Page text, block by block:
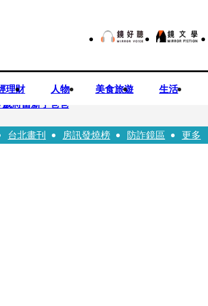
理財 人物 美食旅遊 生活
將當新手爸爸
1人分飾4角」 觀眾驚艷：錯怪星二代了
台北畫刊 房訊發燒榜 防詐鏡區 更多